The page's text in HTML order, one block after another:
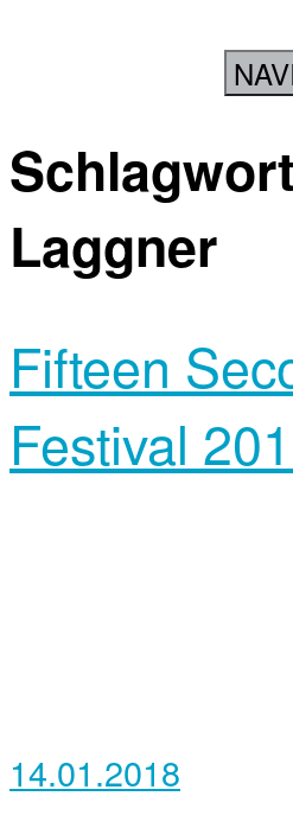
Laggner
Fifteen
Festival
14.01.2018